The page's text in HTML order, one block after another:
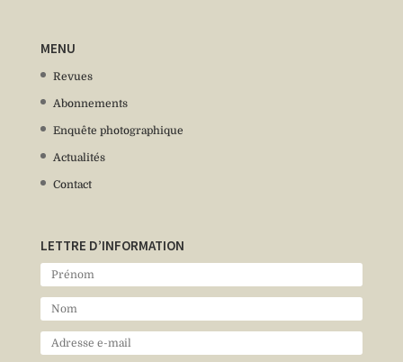
MENU
Revues
Abonnements
Enquête photographique
Actualités
Contact
LETTRE D’INFORMATION